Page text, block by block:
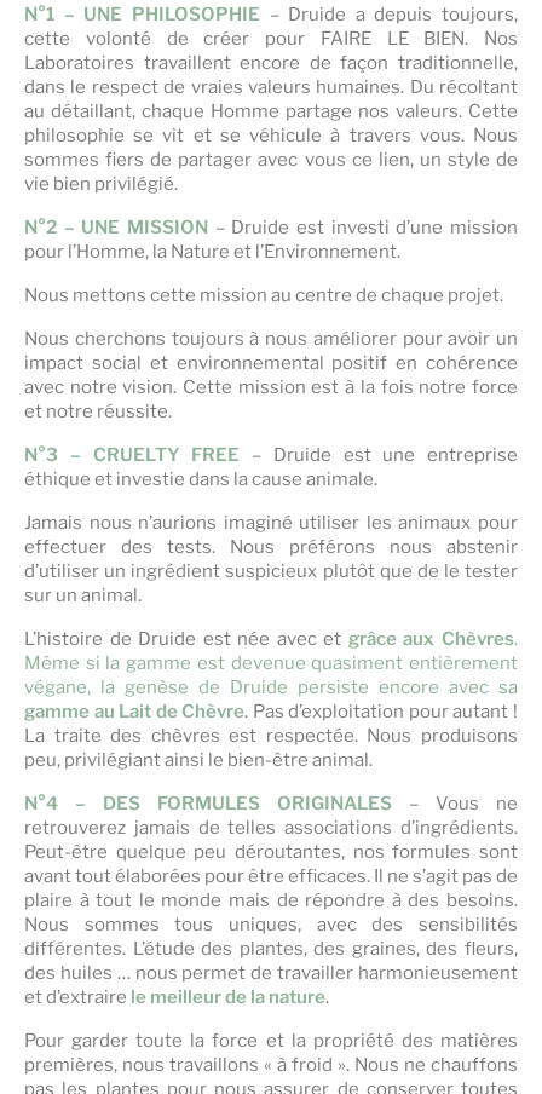
N°1 – UNE PHILOSOPHIE – Druide a depuis toujours,
cette volonté de créer pour FAIRE LE BIEN. Nos
Laboratoires travaillent encore de façon traditionnelle,
dans le respect de vraies valeurs humaines. Du récoltant
au détaillant, chaque Homme partage nos valeurs. Cette
philosophie se vit et se véhicule à travers vous. Nous
sommes fiers de partager avec vous ce lien, un style de
vie bien privilégié.
N°2 – UNE MISSION – Druide est investi d’une mission
pour l’Homme, la Nature et l’Environnement.
Nous mettons cette mission au centre de chaque projet.
Nous cherchons toujours à nous améliorer pour avoir un
impact social et environnemental positif en cohérence
avec notre vision. Cette mission est à la fois notre force
et notre réussite.
N°3 – CRUELTY FREE – Druide est une entreprise
éthique et investie dans la cause animale.
Jamais nous n’aurions imaginé utiliser les animaux pour
effectuer des tests. Nous préférons nous abstenir
d’utiliser un ingrédient suspicieux plutôt que de le tester
sur un animal.
L’histoire de Druide est née avec et grâce aux Chèvres.
Même si la gamme est devenue quasiment entièrement
végane, la genèse de Druide persiste encore avec sa
gamme au Lait de Chèvre. Pas d’exploitation pour autant !
La traite des chèvres est respectée. Nous produisons
peu, privilégiant ainsi le bien-être animal.
N°4 – DES FORMULES ORIGINALES – Vous ne
retrouverez jamais de telles associations d’ingrédients.
Peut-être quelque peu déroutantes, nos formules sont
avant tout élaborées pour être efficaces. Il ne s’agit pas de
plaire à tout le monde mais de répondre à des besoins.
Nous sommes tous uniques, avec des sensibilités
différentes. L’étude des plantes, des graines, des fleurs,
des huiles … nous permet de travailler harmonieusement
et d’extraire le meilleur de la nature.
Pour garder toute la force et la propriété des matières
premières, nous travaillons « à froid ». Nous ne chauffons
pas les plantes pour nous assurer de conserver toutes